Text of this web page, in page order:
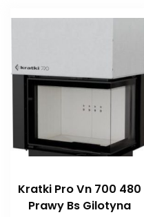
Kratki Pro Vn 700 480
Prawy Bs Gilotyna